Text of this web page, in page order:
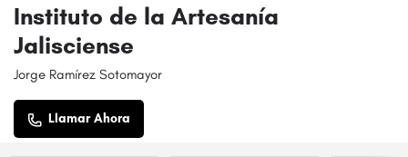
Instituto de la Artesanía
Jalisciense
Jorge Ramírez Sotomayor
Llamar Ahora